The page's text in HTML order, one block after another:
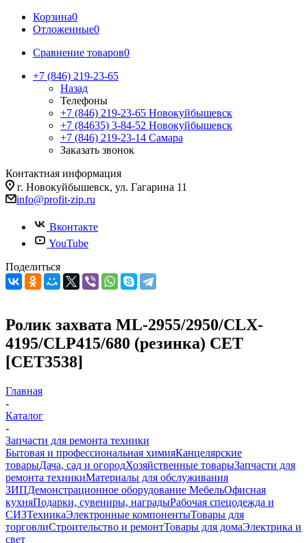
Корзина0
Отложенные0
Сравнение товаров0
+7 (846) 219-23-65
Назад
Телефоны
+7 (846) 219-23-65 Новокуйбышевск
+7 (84635) 3-84-52 Новокуйбышевск
+7 (846) 219-23-14 Самара
Заказать звонок
Контактная информация
г. Новокуйбышевск, ул. Гагарина 11
info@profit-zip.ru
Вконтакте
YouTube
Поделиться
Ролик захвата ML-2955/2950/CLX-
4195/CLP415/680 (резинка) CET
[CET3538]
Главная
-
Каталог
-
Запчасти для ремонта техники
Бытовая и профессиональная химияКанцелярские
товарыДача, сад и огородХозяйственные товарыЗапчасти для
ремонта техникиМатериалы для обслуживания
ЗИПДемонстрационное оборудование МебельОфисная
кухняПодарки, сувениры, наградыРабочая спецодежда и
СИЗТехникаЭлектронные компонентыТовары для
торговлиСтроительство и ремонтТовары для домаЭлектрика и
свет